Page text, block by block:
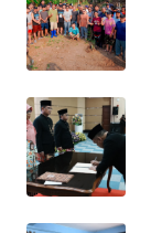
MAWAKA
MARTABAT
NET
PLN